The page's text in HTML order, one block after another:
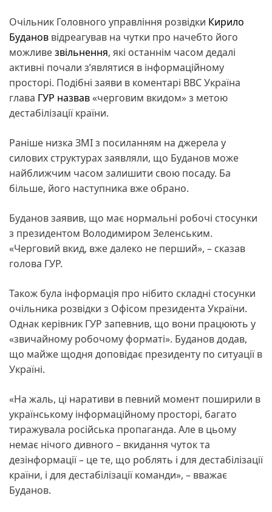
Очільник Головного управління розвідки Кирило
Буданов відреагував на чутки про начебто його
можливезвільнення, які останнім часом дедалі
активні почали з’являтися в інформаційному
просторі. Подібні заяви в коментарі ВВС Україна
глава ГУР назвав«черговим вкидом» з метою
дестабілізації країни.
Раніше низка ЗМІ з посиланням на джерела у
силових структурах заявляли, що Буданов може
найближчим часом залишити свою посаду. Ба
більше, його наступника вже обрано.
Буданов заявив, що має нормальні робочі стосунки
з президентом Володимиром Зеленським.
«Черговий вкид, вже далеко не перший», – сказав
голова ГУР.
Також була інформація про нібито складні стосунки
очільника розвідки з Офісом президента України.
Однак керівник ГУР запевнив, що вони працюють у
«звичайному робочому форматі». Буданов додав,
що майже щодня доповідає президенту по ситуації в
Україні.
«На жаль, ці наративи в певний момент поширили в
українському інформаційному просторі, багато
тиражувала російська пропаганда. Але в цьому
немає нічого дивного – вкидання чуток та
дезінформації – це те, що роблять і для дестабілізації
країни, і для дестабілізації команди», – вважає
Буданов.